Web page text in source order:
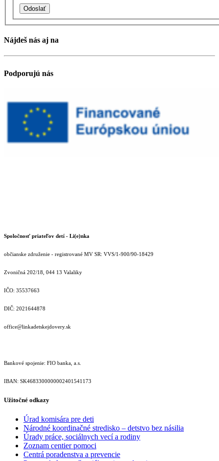
Odoslať
Nájdeš nás aj na
Podporujú nás
Spoločnosť priateľov detí - Li(e)nka
občianske združenie - registrované MV SR: VVS/1-900/90-18429
Zvoničná 202/18, 044 13 Valaliky
IČO: 35537663
DIČ: 2021644878
office@linkadetskejdovery.sk
Bankové spojenie: FIO banka, a.s.
IBAN: SK46833000000­02401541173
Užitočné odkazy
Úrad komisára pre deti
Národné koordinačné stredisko – detstvo bez násilia
Úrady práce, sociálnych vecí a rodiny
Zoznam centier pomoci
Centrá poradenstva a prevencie